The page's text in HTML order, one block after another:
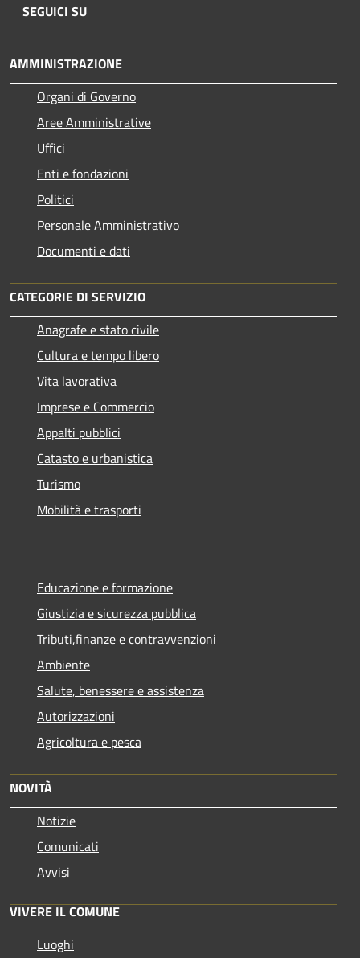
SEGUICI SU
AMMINISTRAZIONE
Organi di Governo
Aree Amministrative
Uffici
Enti e fondazioni
Politici
Personale Amministrativo
Documenti e dati
CATEGORIE DI SERVIZIO
Anagrafe e stato civile
Cultura e tempo libero
Vita lavorativa
Imprese e Commercio
Appalti pubblici
Catasto e urbanistica
Turismo
Mobilità e trasporti
Educazione e formazione
Giustizia e sicurezza pubblica
Tributi,finanze e contravvenzioni
Ambiente
Salute, benessere e assistenza
Autorizzazioni
Agricoltura e pesca
NOVITÀ
Notizie
Comunicati
Avvisi
VIVERE IL COMUNE
Luoghi